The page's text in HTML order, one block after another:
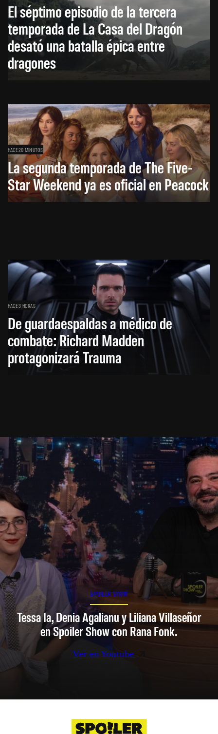
El séptimo episodio de la tercera
temporada de La Casa del Dragón
desató una batalla épica entre
dragones
HACE 20 MINUTOS
La segunda temporada de The Five-
Star Weekend ya es oficial en Peacock
HACE 3 HORAS
De guardaespaldas a médico de
combate: Richard Madden
protagonizará Trauma
SPOILER SHOW
Tessa Ia, Denia Agalianu y Liliana Villaseñor
en Spoiler Show con Rana Fonk.
Ver en Youtube